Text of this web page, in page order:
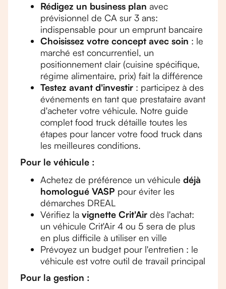
Rédigez un business plan avec
prévisionnel de CA sur 3 ans:
indispensable pour un emprunt bancaire
Choisissez votre concept avec soin : le
marché est concurrentiel, un
positionnement clair (cuisine spécifique,
régime alimentaire, prix) fait la différence
Testez avant d'investir : participez à des
événements en tant que prestataire avant
d'acheter votre véhicule. Notre guide
complet food truck détaille toutes les
étapes pour lancer votre food truck dans
les meilleures conditions.
Pour le véhicule :
Achetez de préférence un véhicule déjà
homologué VASP pour éviter les
démarches DREAL
Vérifiez la vignette Crit'Air dès l'achat:
un véhicule Crit'Air 4 ou 5 sera de plus
en plus difficile à utiliser en ville
Prévoyez un budget pour l'entretien : le
véhicule est votre outil de travail principal
Pour la gestion :